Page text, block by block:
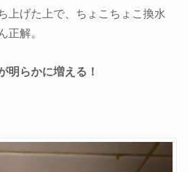
上げた上で、ちょこちょこ換水
正解。
明らかに増える！